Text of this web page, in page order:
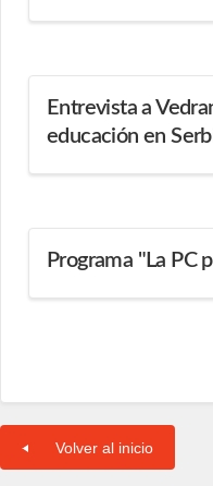
Entrevista a
educación en
Programa "La PC
Volver al inicio